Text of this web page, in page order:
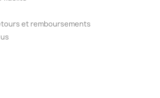
et remboursements